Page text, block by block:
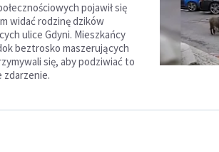
pojawił się
widać rodzinę dzików
ulice Gdyni. Mieszkańcy
beztrosko maszerujących
się, aby podziwiać to
zdarzenie.